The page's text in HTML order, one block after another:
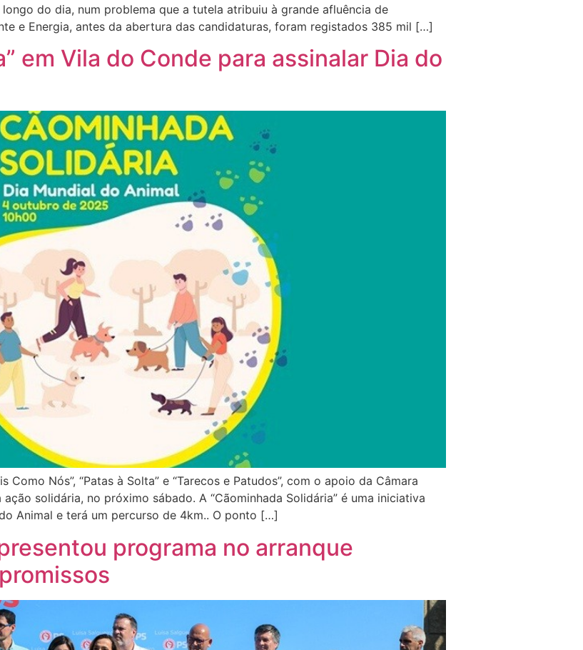
do dia, num problema que a tutela atribuiu à grande afluência de
e Energia, antes da abertura das candidaturas, foram registados 385 mil […]
em Vila do Conde para assinalar Dia do
Como Nós”, “Patas à Solta” e “Tarecos e Patudos”, com o apoio da Câmara
solidária, no próximo sábado. A “Cãominhada Solidária” é uma iniciativa
Animal e terá um percurso de 4km.. O ponto […]
programa no arranque